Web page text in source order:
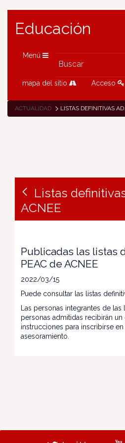
Educación
Menú
mapa del sitio Acceso
ACTUALIDAD LISTAS DEFINITIVAS ADMISIÓN ACNEE
Listas
ACNEE
Publicadas las listas
PEAC de ACNEE
2022/03/15
Puede consultar las listas
Las personas integrantes de
personas admitidas recibirán
instrucciones para inscribirse
asesoramiento.